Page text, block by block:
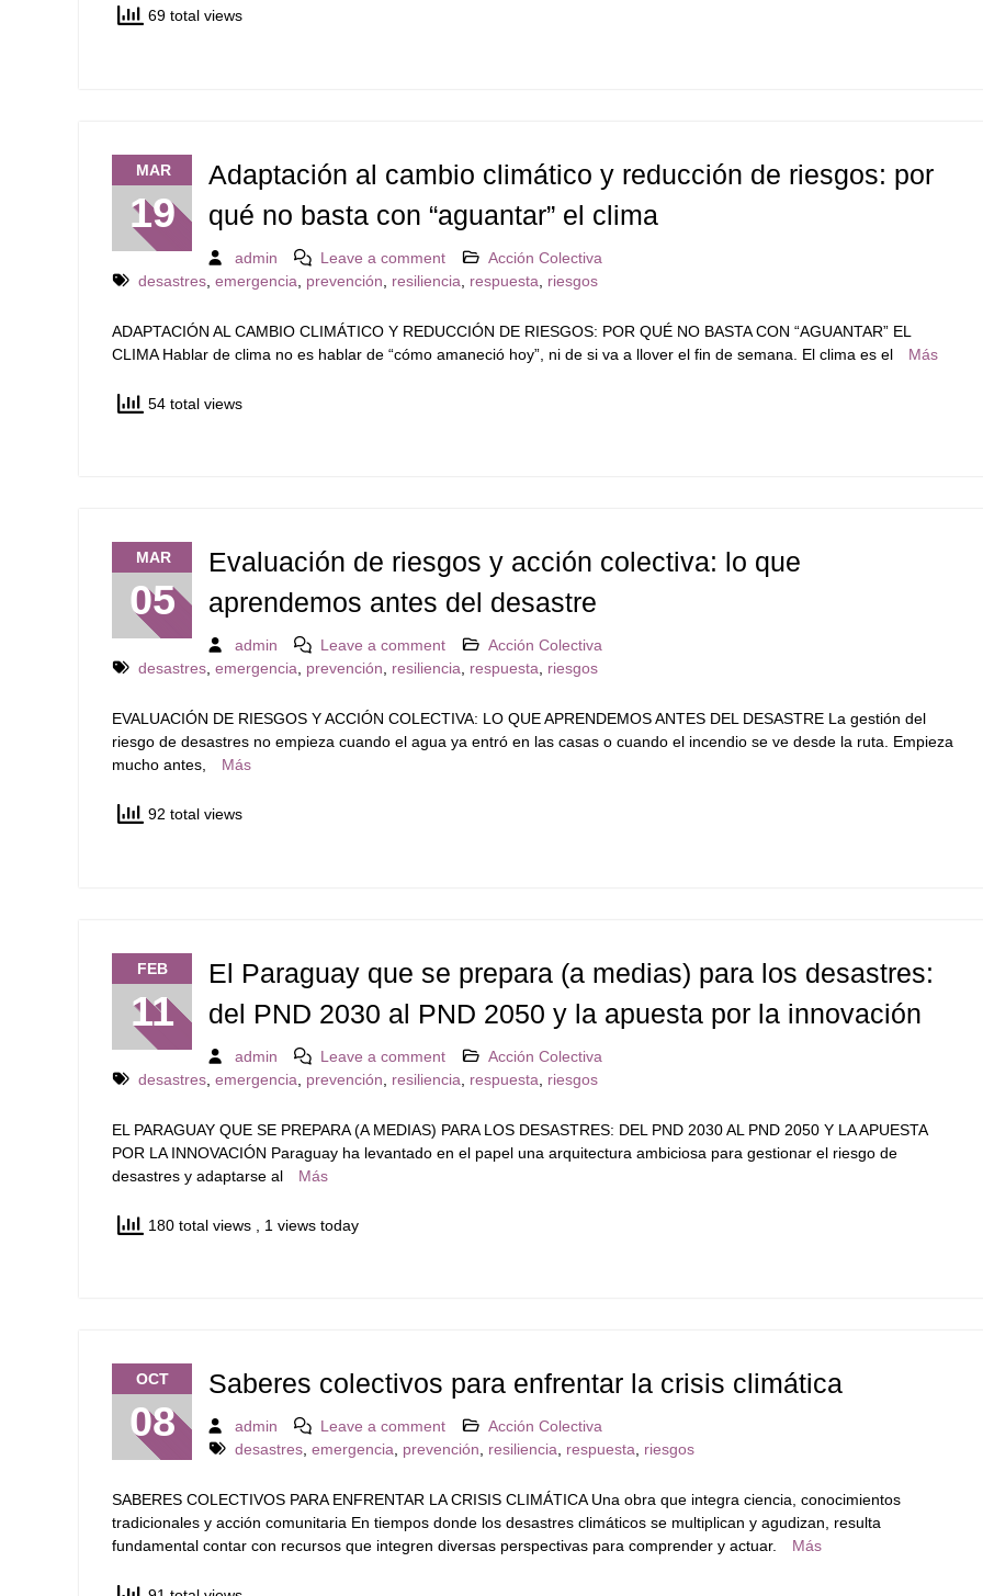
69 total views
MAR
19
Adaptación al cambio climático y reducción de riesgos: por
qué no basta con “aguantar” el clima
admin Leave a comment
Acción Colectiva
desastres emergencia prevención resiliencia respuesta riesgos
ADAPTACIÓN AL CAMBIO CLIMÁTICO Y REDUCCIÓN DE RIESGOS: POR QUÉ NO BASTA CON “AGUANTAR” EL
CLIMA Hablar de clima no es hablar de “cómo amaneció hoy”, ni de si va a llover el fin de semana. El clima es el
Más
54 total views
MAR
05
Evaluación de riesgos y acción colectiva: lo que
aprendemos antes del desastre
admin Leave a comment
Acción Colectiva
desastres emergencia prevención resiliencia respuesta riesgos
EVALUACIÓN DE RIESGOS Y ACCIÓN COLECTIVA: LO QUE APRENDEMOS ANTES DEL DESASTRE La gestión del
riesgo de desastres no empieza cuando el agua ya entró en las casas o cuando el incendio se ve desde la ruta. Empieza
mucho antes,
Más
92 total views
FEB
11
El Paraguay que se prepara (a medias) para los desastres:
del PND 2030 al PND 2050 y la apuesta por la innovación
admin Leave a comment
Acción Colectiva
desastres emergencia prevención resiliencia respuesta riesgos
EL PARAGUAY QUE SE PREPARA (A MEDIAS) PARA LOS DESASTRES: DEL PND 2030 AL PND 2050 Y LA APUESTA
POR LA INNOVACIÓN Paraguay ha levantado en el papel una arquitectura ambiciosa para gestionar el riesgo de
desastres y adaptarse al
Más
180 total views , 1 views today
OCT
08
Saberes colectivos para enfrentar la crisis climática
admin Leave a comment
Acción Colectiva
desastres emergencia prevención resiliencia respuesta riesgos
SABERES COLECTIVOS PARA ENFRENTAR LA CRISIS CLIMÁTICA Una obra que integra ciencia, conocimientos
tradicionales y acción comunitaria En tiempos donde los desastres climáticos se multiplican y agudizan, resulta
fundamental contar con recursos que integren diversas perspectivas para comprender y actuar.
Más